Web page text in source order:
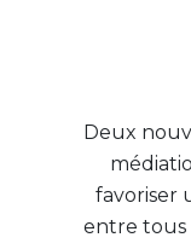
Deux
favoriser
entre tous